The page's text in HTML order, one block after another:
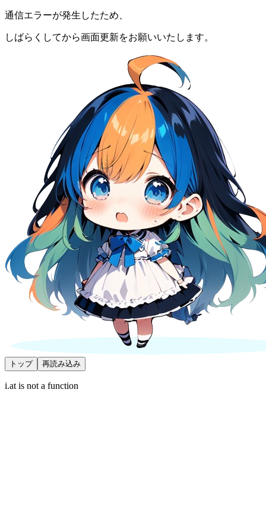
通信エラーが発生したため、
しばらくしてから画面更新をお願いいたします。
トップ 再読み込み
i.at is not a function